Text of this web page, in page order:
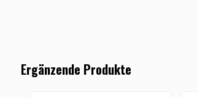
Ergänzende Produkte